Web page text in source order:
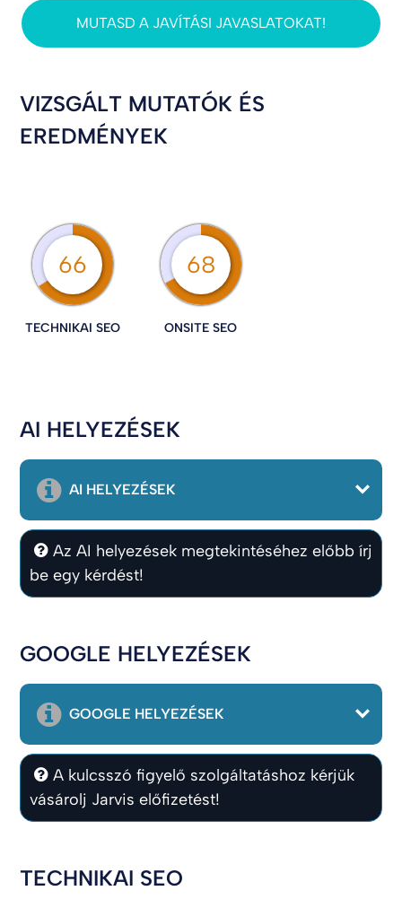
MUTASD A JAVÍTÁSI JAVASLATOKAT!
VIZSGÁLT MUTATÓK ÉS
EREDMÉNYEK
66
TECHNIKAI SEO
68
ONSITE SEO
AI HELYEZÉSEK
AI HELYEZÉSEK
Az AI helyezések megtekintéséhez előbb írj
be egy kérdést!
GOOGLE HELYEZÉSEK
GOOGLE HELYEZÉSEK
A kulcsszó figyelő szolgáltatáshoz kérjük
vásárolj Jarvis előfizetést!
TECHNIKAI SEO